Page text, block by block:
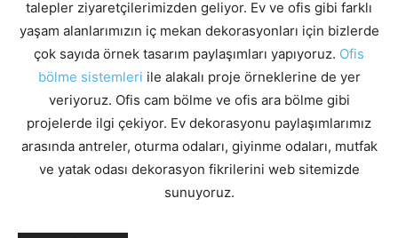
talepler ziyaretçilerimizden geliyor. Ev ve ofis gibi farklı
yaşam alanlarımızın iç mekan dekorasyonları için bizlerde
çok sayıda örnek tasarım paylaşımları yapıyoruz. Ofis
bölme sistemleri ile alakalı proje örneklerine de yer
veriyoruz. Ofis cam bölme ve ofis ara bölme gibi
projelerde ilgi çekiyor. Ev dekorasyonu paylaşımlarımız
arasında antreler, oturma odaları, giyinme odaları, mutfak
ve yatak odası dekorasyon fikrilerini web sitemizde
sunuyoruz.